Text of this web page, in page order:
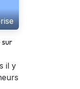
sur
il y